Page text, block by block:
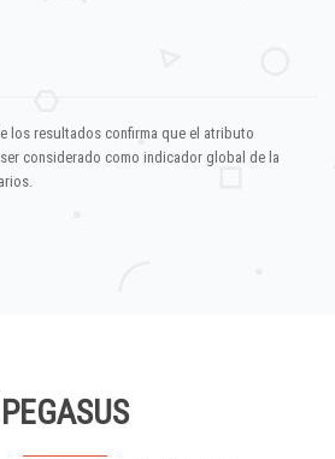
los resultados confirma que el atributo
considerado como indicador global de la
PEGASUS